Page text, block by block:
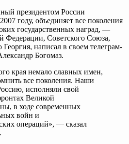
президентом России
году, объединяет все поколения
государственных наград, —
Федерации, Советского Союза,
написал в своем телеграм-
Богомаз.
края немало славных имен,
все поколения. Наши
исполняли свой
Великой
в ходе современных
войн и
операций», — сказал